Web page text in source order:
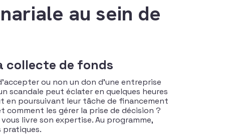
au sein de
collecte de fonds
ou non un don d’une entreprise
scandale peut éclater en quelques heures
en poursuivant leur tâche de financement
comment les gérer la prise de décision ?
livre son expertise. Au programme,
pratiques.